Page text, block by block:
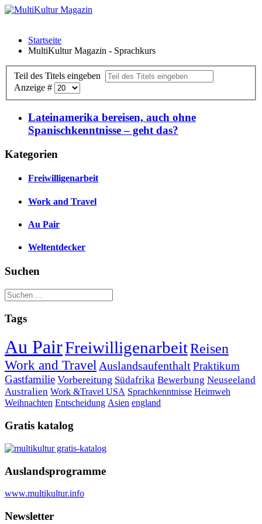
Startseite
MultiKultur Magazin - Sprachkurs
Teil des Titels eingeben
Anzeige #
Lateinamerika bereisen, auch ohne
Spanischkenntnisse – geht das?
Kategorien
Freiwilligenarbeit
Work and Travel
Au Pair
Weltentdecker
Suchen
Tags
Au PairFreiwilligenarbeitReisen
Work and Travel AuslandsaufenthaltPraktikum
Gastfamilie Vorbereitung Südafrika Bewerbung Neuseeland
Australien Work &Travel USA Sprachkenntnisse Heimweh
Weihnachten Entscheidung Asien england
Gratis katalog
Auslandsprogramme
www.multikultur.info
Newsletter